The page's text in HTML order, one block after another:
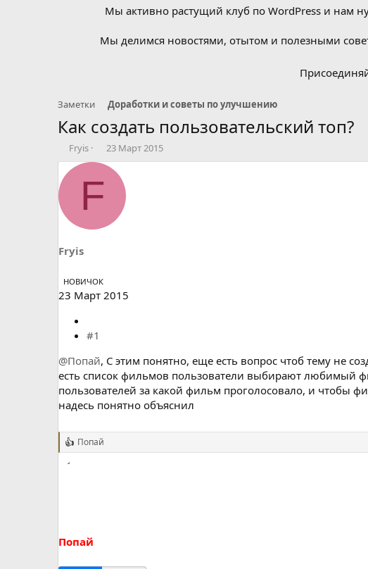
Мы активно растущий клуб по WordPress и нам
Мы делимся новостями, отытом и полезными
Заметки Доработки и советы по улучшению
Как создать пользовательский топ?
А
в
т
е
ы
Fryis
Д
а
ч
23 Март 2015
F
Fryis
НОВИЧОК
23 Март 2015
#1
@Попай, С этим понятно, еще есть вопрос чтоб тему не
есть список фильмов пользователи выбирают любимый
пользователей за какой фильм проголосовало, и чтобы
надесь понятно объяснил
Р
Попай
Попай